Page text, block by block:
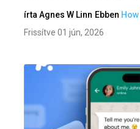
írta Agnes W Linn Ebben How
Frissítve 01 jún, 2026